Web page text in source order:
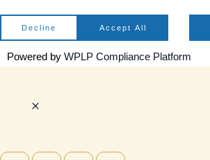
Decline Accept All
Powered by WPLP Compliance Platform